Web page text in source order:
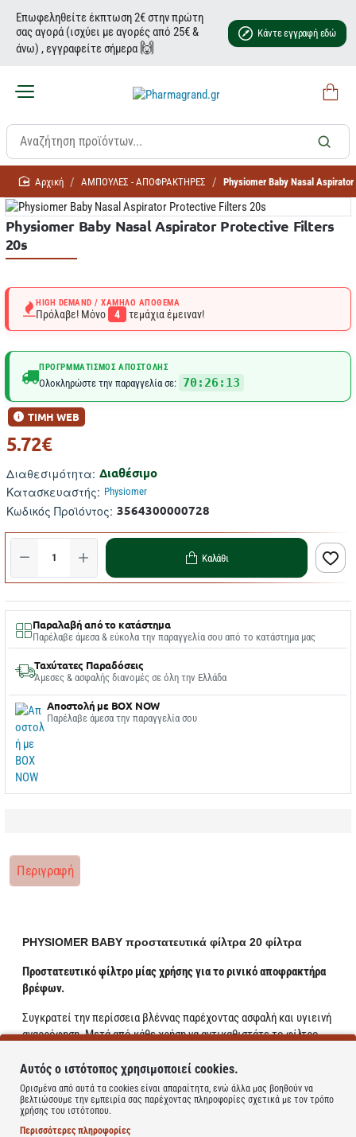
Επωφεληθείτε έκπτωση 2€ στην πρώτη
σας αγορά (ισχύει με αγορές από 25€ &
άνω) , εγγραφείτε σήμερα 🙌
Κάντε εγγραφή εδώ
homeΑΜΠΟΥΛΕΣ - ΑΠΟΦΡΑΚΤΗΡΕΣ Physiomer Baby Nasal
Physiomer Baby Nasal Aspirator Protective Filters
20s
HIGH DEMAND / ΧΑΜΗΛΌ ΑΠΌΘΕΜΑ
Πρόλαβε! Μόνο 4 τεμάχια έμειναν!
ΠΡΟΓΡΜΜΑΤΙΣΜΌΣ ΑΠΟΣΤΟΛΉΣ
Ολοκληρώστε την παραγγελία σε: 70:26:12
Διαθεσιμότητα: Διαθέσιμο
Κατασκευαστής: Physiomer
Κωδικός Προϊόντος: 3564300000728
ΤΙΜΗ WEB
5.72€
Καλάθι
Παραλαβή από το κατάστημα
Παρέλαβε άμεσα & εύκολα την παραγγελία σου από το κατάστημα μας
Ταχύτατες Παραδόσεις
Άμεσες & ασφαλής διανομές σε όλη την Ελλάδα
Αποστολή με BOX NOW
Παρέλαβε άμεσα την παραγγελία σου
Περιγραφή
PHYSIOMER BABY προστατευτικά φίλτρα 20 φίλτρα
Προστατευτικό φίλτρο μίας χρήσης για το ρινικό αποφρακτήρα
βρέφων.
Συγκρατεί την περίσσεια βλέννας παρέχοντας ασφαλή και υγιεινή
αναρρόφηση. Μετά από κάθε χρήση να αντικαθιστάτε το φίλτρο.
ώστε να είναι έτοιμα για την επόμενη χρήση.
Learn more
Αυτός ο ιστότοπος χρησιμοποιεί cookies.
Ορισμένα από αυτά τα cookies είναι απαραίτητα, ενώ άλλα μας βοηθούν να
βελτιώσουμε την εμπειρία σας παρέχοντας πληροφορίες σχετικά με τον τρόπο
χρήσης του ιστότοπου.
Περισσότερες πληροφορίες